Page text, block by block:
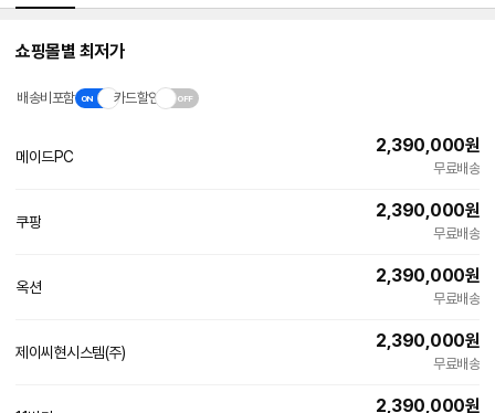
쇼핑몰별 최저가
배송비포함 카드할인
메이드PC
2,390,000원
무료배송
쿠팡
2,390,000원
무료배송
옥션
2,390,000원
무료배송
제이씨현시스템(주)
2,390,000원
무료배송
2,390,000원